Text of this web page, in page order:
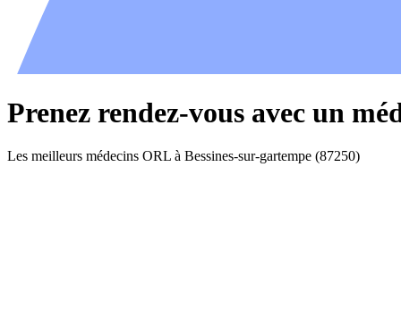
Prenez rendez-vous avec un
Les meilleurs médecins ORL à Bessines-sur-gartempe (87250)